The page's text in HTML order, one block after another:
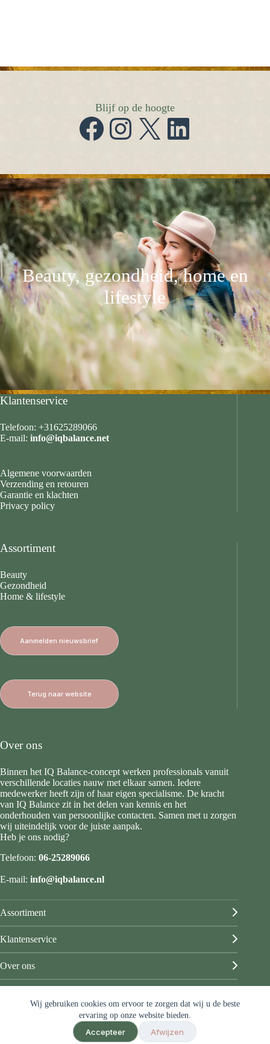
Wij gebruiken cookies om ervoor te zorgen dat wij u de beste
ervaring op onze website bieden.
Accepteer Afwijzen
Blijf op de hoogte
Facebook
Instagram
X LinkedIn
Beauty, gezondheid, home en
lifestyle
Klantenservice
Telefoon: +31625289066
E-mail: info@iqbalance.net
Algemene voorwaarden
Verzending en retouren
Garantie en klachten
Privacy policy
Assortiment
Beauty
Gezondheid
Home & lifestyle
Aanmelden nieuwsbrief
Terug naar website
Over ons
Binnen het IQ Balance-concept werken professionals vanuit
verschillende locaties nauw met elkaar samen. Iedere
medewerker heeft zijn of haar eigen specialisme. De kracht
van IQ Balance zit in het delen van kennis en het
onderhouden van persoonlijke contacten. Samen met u zorgen
wij uiteindelijk voor de juiste aanpak.
Heb je ons nodig?
Telefoon: 06-25289066
E-mail: info@iqbalance.nl
Assortiment
Klantenservice
Over ons
© IQ Balance
Algemene voorwaarden
Privacy & disclaimer